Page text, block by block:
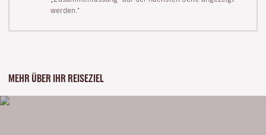
werden."
MEHR ÜBER IHR REISEZIEL